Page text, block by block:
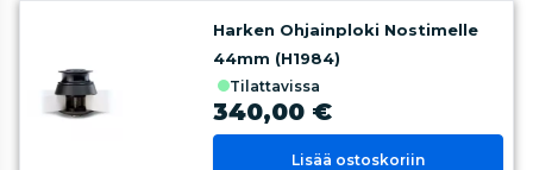
Harken Ohjainploki Nostimelle
44mm (H1984)
tilattavissa
340,00 €
Lisää ostoskoriin